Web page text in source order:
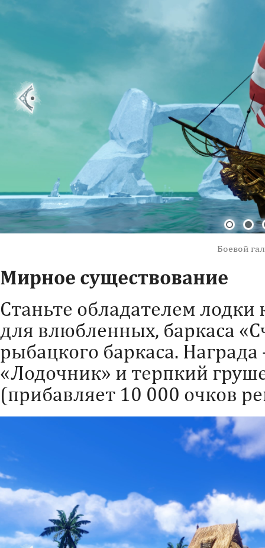
Боевой
Мирное существование
Станьте обладателем лодки
для влюбленных, баркаса
рыбацкого баркаса.
«Лодочник» и терпкий
(прибавляет 10 000 очков